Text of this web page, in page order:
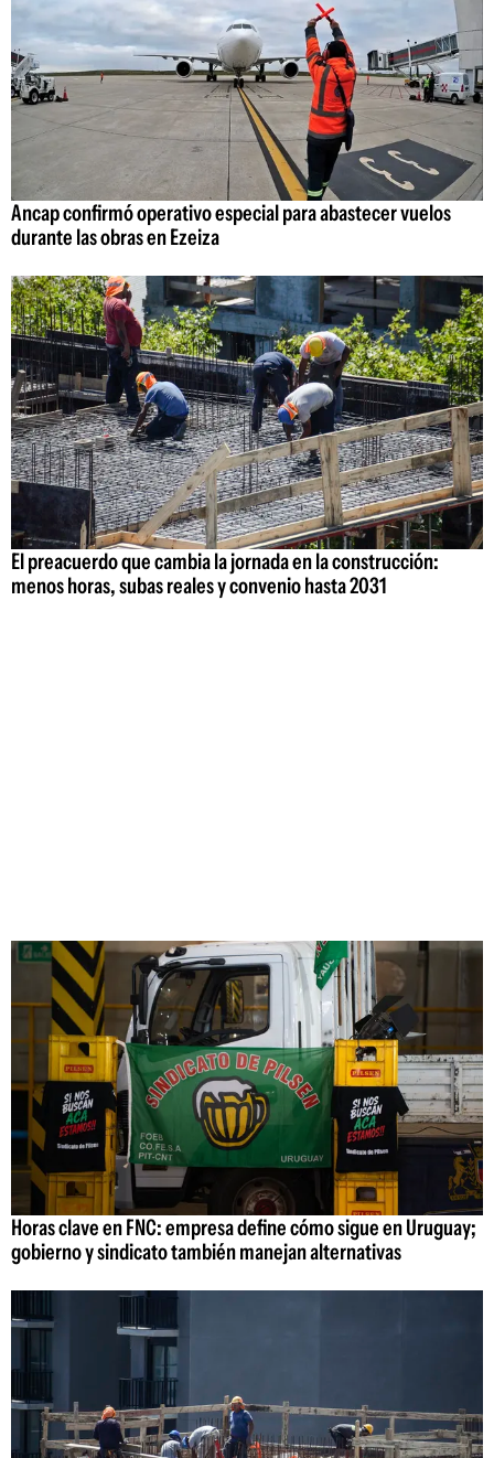
Ancap confirmó operativo especial para abastecer vuelos
durante las obras en Ezeiza
El preacuerdo que cambia la jornada en la construcción:
menos horas, subas reales y convenio hasta 2031
Horas clave en FNC: empresa define cómo sigue en Uruguay;
gobierno y sindicato también manejan alternativas